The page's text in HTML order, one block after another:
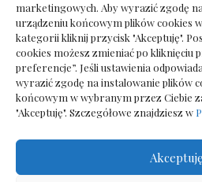
marketingowych. Aby wyrazić zgodę
urządzeniu końcowym plików cookies
kategorii kliknij przycisk "Akceptuję".
cookies możesz zmieniać po kliknięciu
preferencje”. Jeśli ustawienia
wyrazić zgodę na instalowanie plików
końcowym w wybranym przez Ciebie
"Akceptuję". Szczegółowe znajdziesz w
Akceptuję